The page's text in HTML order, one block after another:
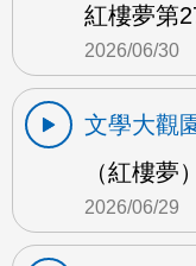
紅樓夢第
2026/06/30
文學大觀
（紅樓夢
2026/06/29